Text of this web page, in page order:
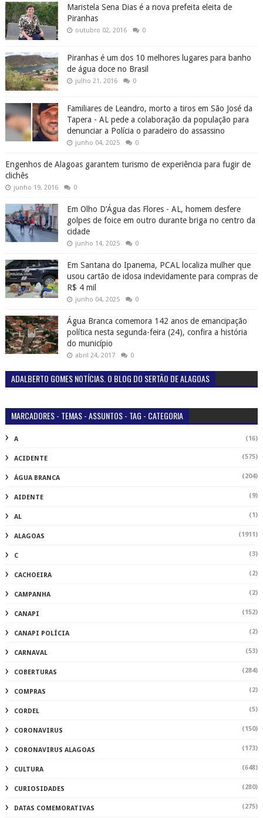
Maristela Sena Dias é a nova prefeita eleita de
Piranhas
outubro 02, 2016 0
Piranhas é um dos 10 melhores lugares para banho
de água doce no Brasil
julho 21, 2016 0
Familiares de Leandro, morto a tiros em São José da
Tapera - AL pede a colaboração da população para
denunciar a Polícia o paradeiro do assassino
junho 04, 2025 0
Engenhos de Alagoas garantem turismo de experiência para fugir de
clichês
junho 19, 2016 0
Em Olho D’Água das Flores - AL, homem desfere
golpes de foice em outro durante briga no centro da
cidade
junho 14, 2025 0
Em Santana do Ipanema, PCAL localiza mulher que
usou cartão de idosa indevidamente para compras de
R$ 4 mil
junho 04, 2025 0
Água Branca comemora 142 anos de emancipação
política nesta segunda-feira (24), confira a história
do município
abril 24, 2017 0
ADALBERTO GOMES NOTÍCIAS. O BLOG DO SERTÃO DE ALAGOAS
MARCADORES - TEMAS - ASSUNTOS - TAG - CATEGORIA
A (16)
ACIDENTE (575)
ÁGUA BRANCA (204)
AIDENTE (9)
AL (1)
ALAGOAS (1911)
C (3)
CACHOEIRA (2)
CAMPANHA (2)
CANAPI (152)
CANAPI POLÍCIA (2)
CARNAVAL (53)
COBERTURAS (284)
COMPRAS (2)
CORDEL (5)
CORONAVIRUS (150)
CORONAVIRUS ALAGOAS (173)
CULTURA (648)
CURIOSIDADES (280)
DATAS COMEMORATIVAS (275)